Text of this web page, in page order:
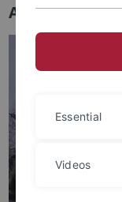
Aktuelle
Essential
Videos